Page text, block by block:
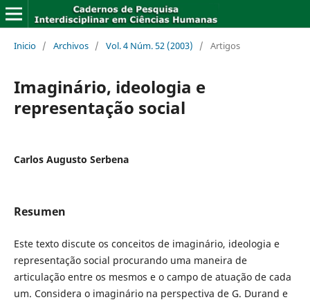
Inicio / Archivos / Vol. 4 Núm. 52 (2003) / Artigos
Imaginário, ideologia e
representação social
Carlos Augusto Serbena
Resumen
Este texto discute os conceitos de imaginário, ideologia e
representação social procurando uma maneira de
articulação entre os mesmos e o campo de atuação de cada
um. Considera o imaginário na perspectiva de G. Durand e